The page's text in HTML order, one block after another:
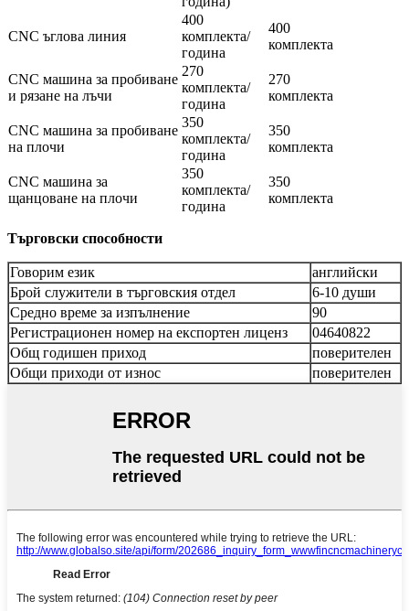
CNC ъглова линия
400
комплекта/
година
400
комплекта
CNC машина за пробиване
и рязане на лъчи
270
комплекта/
година
270
комплекта
CNC машина за пробиване
на плочи
350
комплекта/
година
350
комплекта
CNC машина за
щанцоване на плочи
350
комплекта/
година
350
комплекта
Търговски способности
Говорим език
английски
Брой служители в търговския отдел
6-10 души
Средно време за изпълнение
90
Регистрационен номер на експортен лиценз
04640822
Общ годишен приход
поверителен
Общи приходи от износ
поверителен